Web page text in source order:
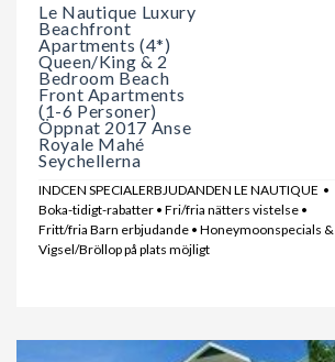
Le Nautique Luxury
Beachfront
Apartments (4*)
Queen/King & 2
Bedroom Beach
Front Apartments
(1-6 Personer)
Öppnat 2017 Anse
Royale Mahé
Seychellerna
INDCEN SPECIALERBJUDANDEN LE NAUTIQUE •
Boka-tidigt-rabatter • Fri/fria nätters vistelse •
Fritt/fria Barn erbjudande • Honeymoonspecials &
Vigsel/Bröllop på plats möjligt